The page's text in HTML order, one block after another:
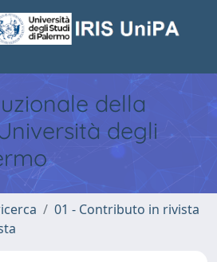
della
degli
01 - Contributo in rivista